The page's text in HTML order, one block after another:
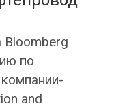
Bloomberg
по
and